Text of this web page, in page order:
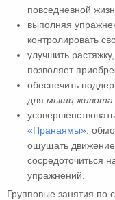
повседневной
выполняя
контролировать
улучшить
позволяет
обеспечить
для мышц живота
«Пранаямы»:
ощущать движение
сосредоточиться
упражнений.
Групповые занятия по